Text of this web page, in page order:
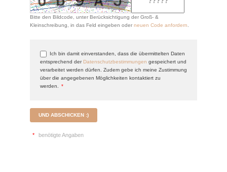
Bitte den Bildcode, unter Berücksichtigung der Groß- &
Kleinschreibung, in das Feld eingeben oder neuen Code anfordern
Ich bin damit einverstanden, dass die übermittelten Daten
entsprechend der Datenschutzbestimmungen gespeichert und
verarbeitet werden dürfen. Zudem gebe ich meine Zustimmung
über die angegebenen Möglichkeiten kontaktiert zu
werden.
*
UND ABSCHICKEN :)
* benötigte Angaben